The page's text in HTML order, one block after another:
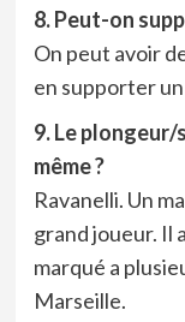
8. Peut-on
On peut avoir
en supporter
9. Le
même ?
Ravanelli. Un
grand joueur. Il
marqué a
Marseille.